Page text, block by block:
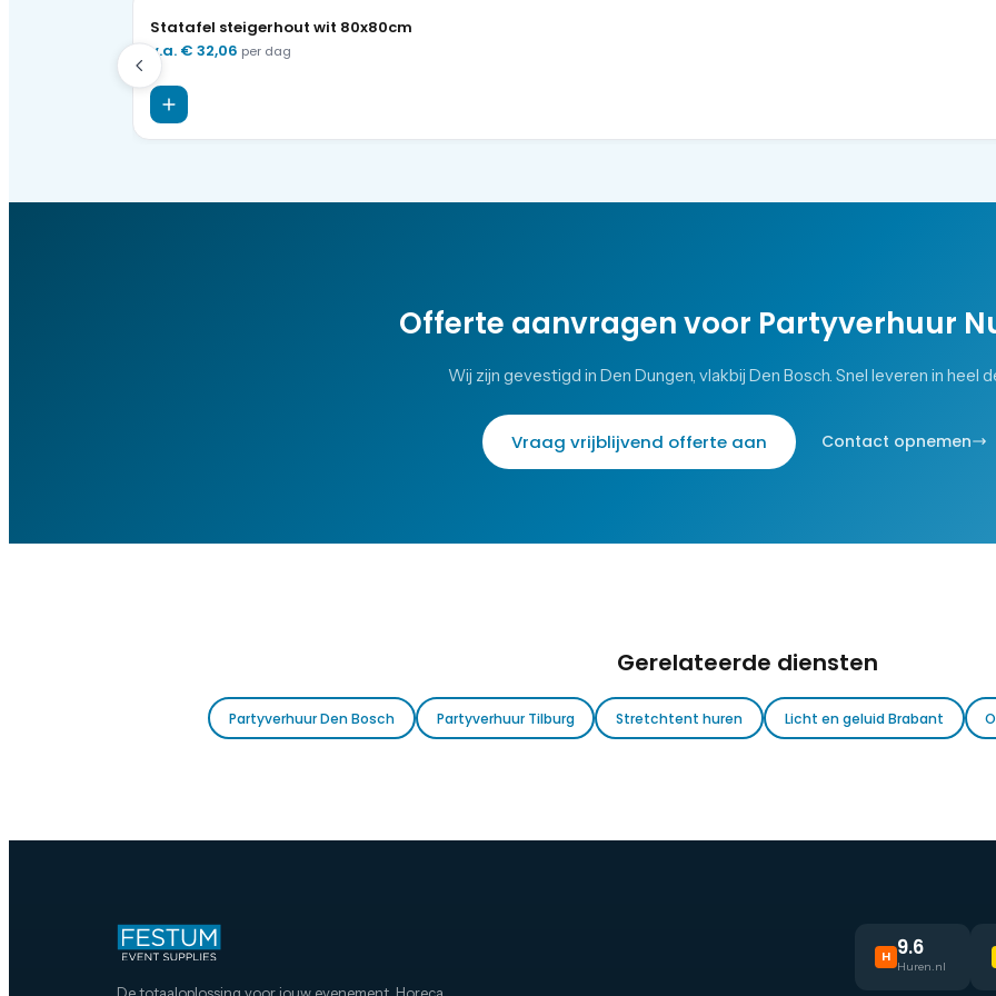
Statafel steigerhout wit 80x80cm
v.a. € 32,06 per dag
Offerte aanvragen voor Partyverhuur
Wij zijn gevestigd in Den Dungen, vlakbij Den Bosch. Snel leveren in heel
Vraag vrijblijvend offerte aan Contact opnemen
Gerelateerde diensten
Partyverhuur Den Bosch Partyverhuur Tilburg Stretchtent huren Licht en geluid Brabant
De totaaloplossing voor jouw evenement. Horeca,
H 9.6
Huren.nl